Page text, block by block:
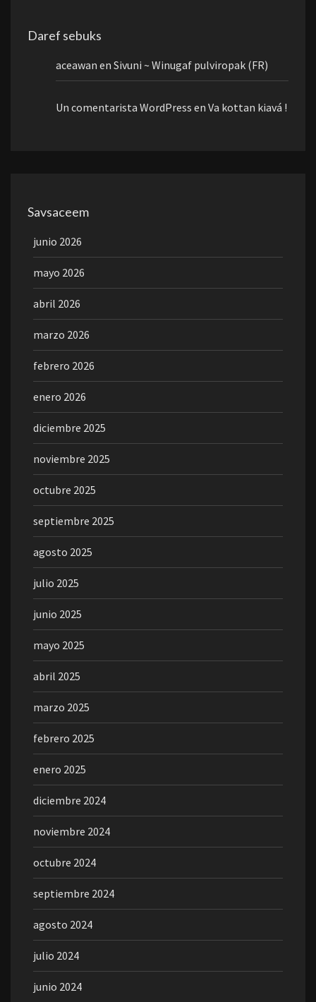
Daref sebuks
aceawan en Sivuni ~ Winugaf pulviropak (FR)
Un comentarista WordPress en Va kottan kiavá !
Savsaceem
junio 2026
mayo 2026
abril 2026
marzo 2026
febrero 2026
enero 2026
diciembre 2025
noviembre 2025
octubre 2025
septiembre 2025
agosto 2025
julio 2025
junio 2025
mayo 2025
abril 2025
marzo 2025
febrero 2025
enero 2025
diciembre 2024
noviembre 2024
octubre 2024
septiembre 2024
agosto 2024
julio 2024
junio 2024